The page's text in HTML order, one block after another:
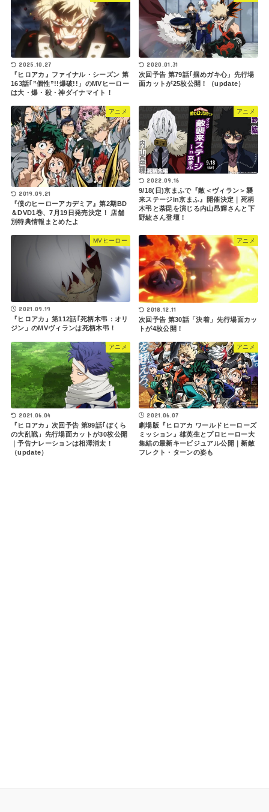
2025.10.27
『ヒロアカ』ファイナル・シーズン 第
163話｢”個性”!!爆破!!」のMVヒーロー
は大・爆・殺・神ダイナマイト！
2020.01.31
次回予告 第79話｢掴めガキ心」先行場
面カットが25枚公開！（update）
アニメ
2019.09.21
『僕のヒーローアカデミア』第2期BD
＆DVD1巻、7月19日発売決定！ 店舗
別特典情報まとめたよ
アニメ
2022.09.16
9/18(日)京まふで『敵＜ヴィラン＞襲
来ステージin京まふ』開催決定｜死柄
木弔と荼毘を演じる内山昂輝さんと下
野紘さん登壇！
MVヒーロー
2021.09.19
『ヒロアカ』第112話｢死柄木弔：オリ
ジン」のMVヴィランは死柄木弔！
アニメ
2018.12.11
次回予告 第30話「決着」先行場面カッ
トが4枚公開！
アニメ
2021.06.04
『ヒロアカ』次回予告 第99話｢ぼくら
の大乱戦」先行場面カットが30枚公開
｜予告ナレーションは相澤消太！
（update）
アニメ
2021.06.07
劇場版『ヒロアカ ワールドヒーローズ
ミッション』雄英生とプロヒーロー大
集結の最新キービジュアル公開｜新敵
フレクト・ターンの姿も